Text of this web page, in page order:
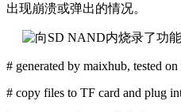
出现崩溃或弹出的情况。
# generated by maixhub, tested
# copy files to TF card and plug